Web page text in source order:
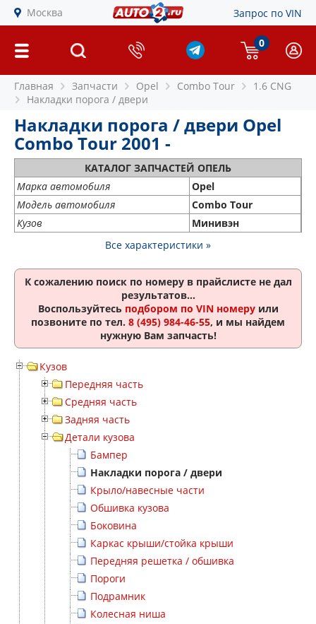
Москва Запрос по VIN
0
Главная Запчасти Opel Combo Tour
1.6 CNG
Накладки порога / двери
Накладки порога / двери Opel
Combo Tour 2001 -
КАТАЛОГ ЗАПЧАСТЕЙ ОПЕЛЬ
Марка автомобиля
Opel
Модель автомобиля
Combo Tour
Кузов
Минивэн
Все характеристики »
К сожалению поиск по номеру в прайслисте не дал
результатов...
Воспользуйтесь подбором по VIN номеруили
позвоните по тел. 8 (495) 984-46-55, и мы найдем
нужную Вам запчасть!
Кузов
Передняя часть
Средняя часть
Задняя часть
Детали кузова
Бампер
Накладки порога / двери
Крыло/навесные части
Обшивка кузова
Боковина
Каркас крыши/стойка крыши
Передняя решетка / обшивка
Пороги
Подрамник
Колесная ниша